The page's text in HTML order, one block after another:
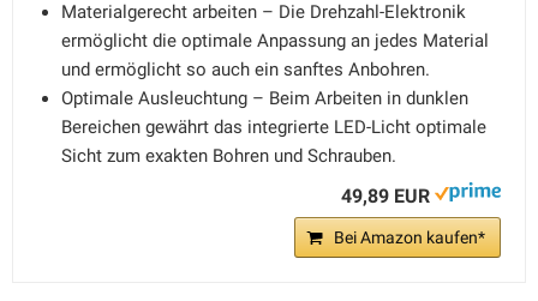
Materialgerecht arbeiten – Die Drehzahl-Elektronik
ermöglicht die optimale Anpassung an jedes Material
und ermöglicht so auch ein sanftes Anbohren.
Optimale Ausleuchtung – Beim Arbeiten in dunklen
Bereichen gewährt das integrierte LED-Licht optimale
Sicht zum exakten Bohren und Schrauben.
49,89 EUR
Bei Amazon kaufen*